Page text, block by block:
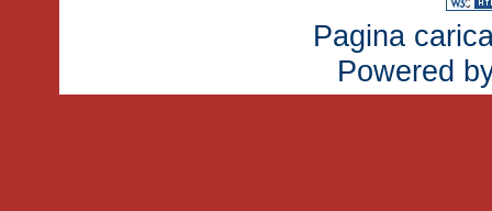
Pagina
Powered